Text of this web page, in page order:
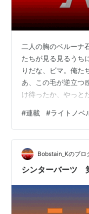
二人の胸のベルーナ
たちが見る見るうち
りだな、ビマ。俺た
あ、この毛が逆立つ
け待ったか、やっ
地の力を取り戻す」
輝きを放つ。その輝
架けていく。 時は
では多くの「テータ
生活をしている。メ
#連載 #ライトノベ
Bobstain_Kのブロ
シンターバーツ